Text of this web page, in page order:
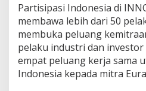
Partisipasi Indonesia di
membawa lebih dari 50
membuka peluang
pelaku industri dan investor
empat peluang kerja sama
Indonesia kepada mitra